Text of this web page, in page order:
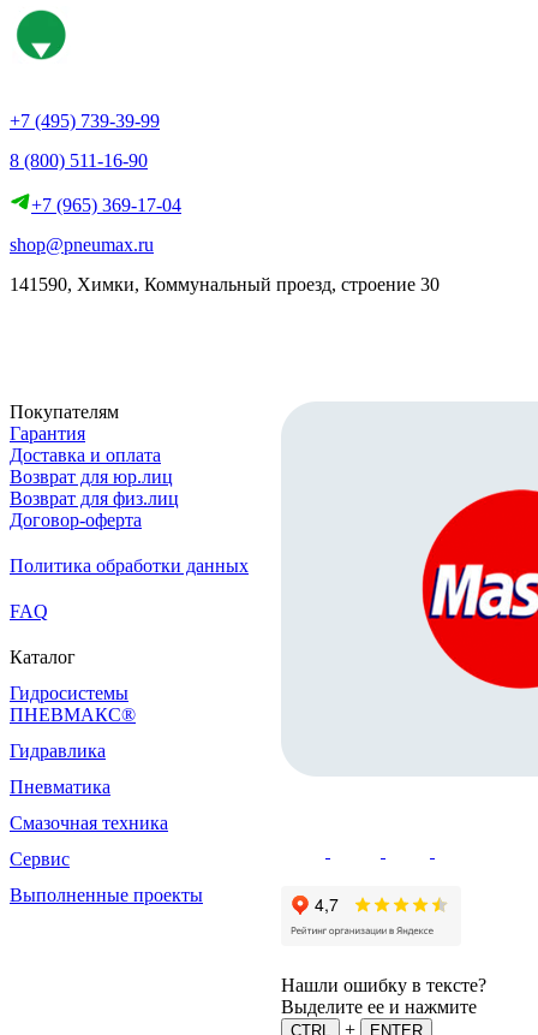
+7 (495) 739-39-99
8 (800) 511-16-90
+7 (965) 369-17-04
shop@pneumax.ru
141590, Химки, Коммунальный проезд, строение 30
Покупателям
Гарантия
Доставка и оплата
Возврат для юр.лиц
Возврат для физ.лиц
Договор-оферта
Политика обработки данных
FAQ
Каталог
Гидросистемы
ПНЕВМАКС®
Гидравлика
Пневматика
Смазочная техника
Сервис
Выполненные проекты
Нашли ошибку в тексте?
Выделите ее и нажмите
CTRL +
ENTER